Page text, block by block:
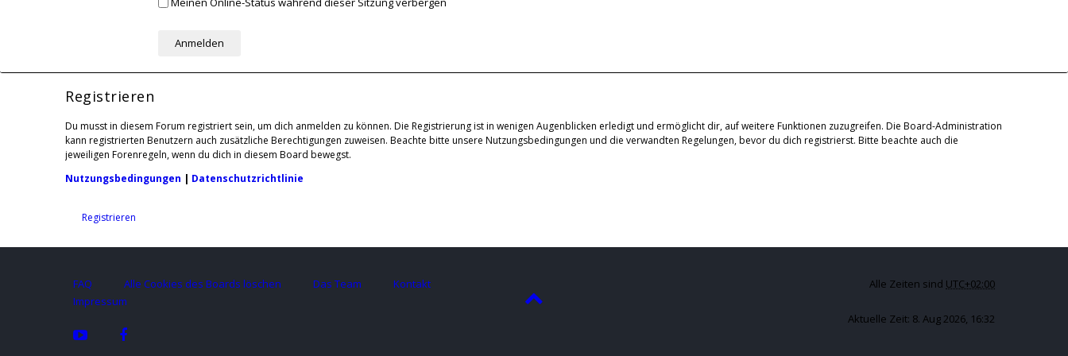
Registrieren
Du musst in diesem Forum registriert sein, um dich anmelden zu können. Die Registrierung ist in wenigen Augenblicken erledigt und ermöglicht dir, auf weitere Funktionen zuzugreifen. Die Board-Administration
kann registrierten Benutzern auch zusätzliche Berechtigungen zuweisen. Beachte bitte unsere Nutzungsbedingungen und die verwandten Regelungen, bevor du dich registrierst. Bitte beachte auch die
jeweiligen Forenregeln, wenn du dich in diesem Board bewegst.
Nutzungsbedingungen | Datenschutzrichtlinie
Registrieren
FAQ Alle Cookies des Boards löschen Das Team
Kontakt
Impressum
Alle Zeiten sind UTC+02:00
Aktuelle Zeit: 8. Aug 2026, 16:32